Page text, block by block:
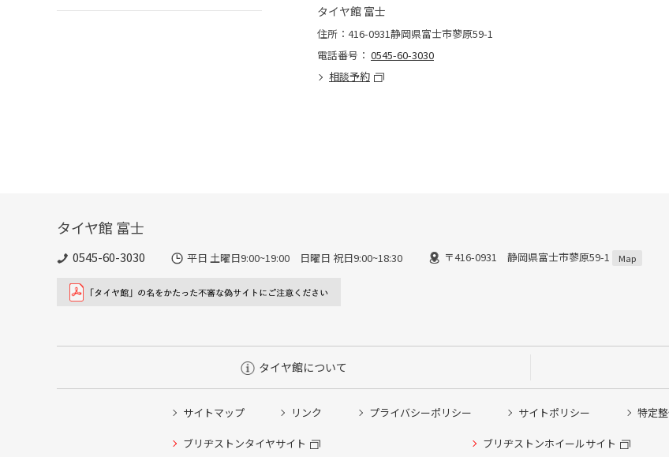
タイヤ館 富士
住所：416-0931静岡県富士市蓼原59-1
電話番号： 0545-60-3030
相談予約
タイヤ館 富士
0545-60-3030 平日 土曜日9:00~19:00 日曜日 祝日9:00~18:30 〒416-0931 静岡県富士市蓼原59-1 Map
タイヤ館について
サイトマップ リンク プライバシーポリシー サイトポリシー 特定
ブリヂストンタイヤサイト ブリヂストンホイールサイト